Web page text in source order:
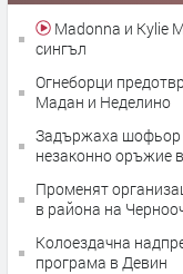
сингъл
Огнеборци
Мадан и Неделино
Задържаха шофьор
незаконно оръжие
Променят
в района на
Колоездачна
програма в Девин